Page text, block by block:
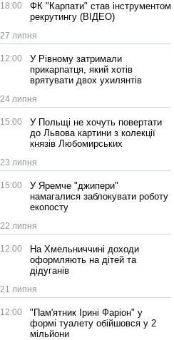
18:00
ФК "Карпати" став інструментом
рекрутингу (ВІДЕО)
27 липня
12:00
У Рівному затримали
прикарпатця, який хотів
врятувати двох ухилянтів
24 липня
15:00
У Польщі не хочуть повертати
до Львова картини з колекції
князів Любомирських
23 липня
15:00
У Яремче "джипери"
намагалися заблокувати роботу
екопосту
22 липня
12:00
На Хмельниччині доходи
оформляють на дітей та
дідуганів
21 липня
12:00
"Пам'ятник Ірині Фаріон" у
формі туалету обійшовся у 2
мільйони